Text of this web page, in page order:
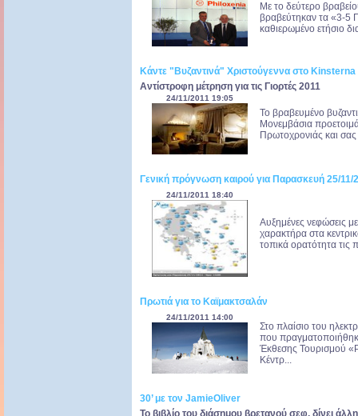
Με το δεύτερο
βραβεύτηκαν τα «3-5
καθιερωμένο ετήσιο
Κάντε "Βυζαντινά" Χριστούγεννα στο
Αντίστροφη μέτρηση για τις Γιορτές 2011
24/11/2011 19:05
Το βραβευμένο
Μονεμβάσια
Πρωτοχρονιάς και σας
Γενική πρόγνωση καιρού για Παρασκευή 25/11/
24/11/2011 18:40
Αυξημένες νεφώσεις
χαρακτήρα στα
τοπικά ορατότητα τις
Πρωτιά για το Καϊμακτσαλάν
24/11/2011 14:00
Στο πλαίσιο του
που
Έκθεσης Τουρισμού
Κέντρ...
30’ με τον JamieOliver
To βιβλίο του διάσημου βρετανού σεφ, δίνει